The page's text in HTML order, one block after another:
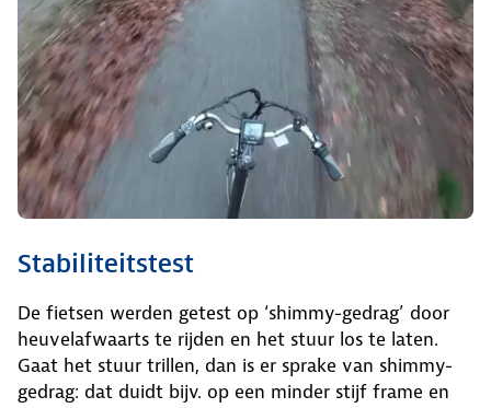
Stabiliteitstest
De fietsen werden getest op ‘shimmy-gedrag’ door
heuvelafwaarts te rijden en het stuur los te laten.
Gaat het stuur trillen, dan is er sprake van shimmy-
gedrag: dat duidt bijv. op een minder stijf frame en